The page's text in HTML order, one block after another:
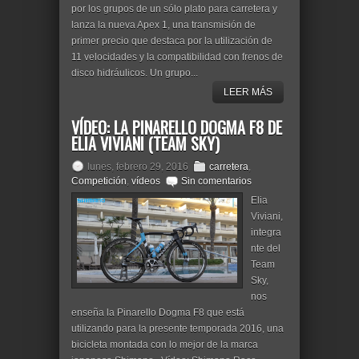
por los grupos de un sólo plato para carretera y
lanza la nueva Apex 1, una transmisión de
primer precio que destaca por la utilización de
11 velocidades y la compatibilidad con frenos de
disco hidráulicos. Un grupo...
LEER MÁS
VÍDEO: LA PINARELLO DOGMA F8 DE
ELIA VIVIANI (TEAM SKY)
lunes, febrero 29, 2016 carretera,
Competición, vídeos
Sin comentarios
Elia
Viviani,
integra
nte del
Team
Sky,
nos
enseña la Pinarello Dogma F8 que está
utilizando para la presente temporada 2016, una
bicicleta montada con lo mejor de la marca